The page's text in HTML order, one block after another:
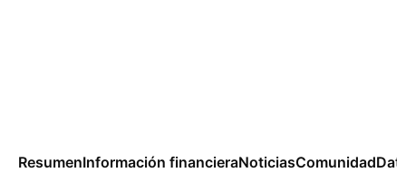
ResumenInformación financieraNoticiasComunidad